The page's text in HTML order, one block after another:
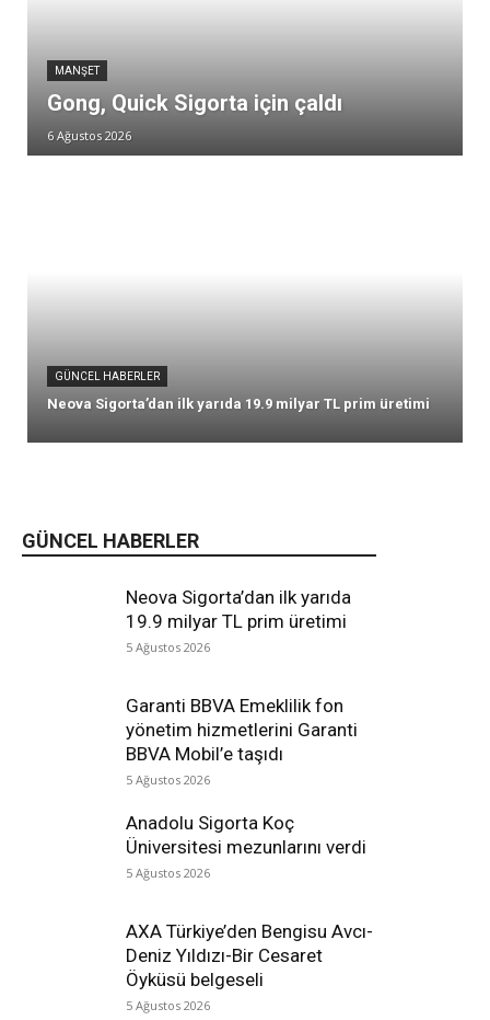
GÜNCEL HABERLER
Neova Sigorta’dan ilk yarıda
19.9 milyar TL prim üretimi
5 Ağustos 2026
Garanti BBVA Emeklilik fon
yönetim hizmetlerini Garanti
BBVA Mobil’e taşıdı
5 Ağustos 2026
Anadolu Sigorta Koç
Üniversitesi mezunlarını verdi
5 Ağustos 2026
AXA Türkiye’den Bengisu Avcı-
Deniz Yıldızı-Bir Cesaret
Öyküsü belgeseli
5 Ağustos 2026
MANŞET
Gong, Quick Sigorta için çaldı
6 Ağustos 2026
GÜNCEL HABERLER
Neova Sigorta’dan ilk yarıda 19.9 milyar TL prim üretimi